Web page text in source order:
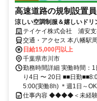
高速道路の規制設置
涼しい空調制服＆嬉しいド
テイケイ株式会社 浦安
交通・アクセス 本八幡駅
日給15,000円以上
千葉県市川市
勤務時間詳細 実働時間：
り4日 〜 20日 ■■日勤
5:00(実働8h) ＊週1日～OK
仕事内容 ◆◆◆◆＜未経